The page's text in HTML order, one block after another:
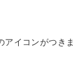
イコンがつきま